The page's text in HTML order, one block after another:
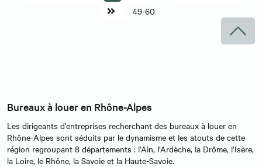
49-60
Bureaux à louer en Rhône-Alpes
Les dirigeants d’entreprises recherchant des bureaux à louer en
Rhône-Alpes sont séduits par le dynamisme et les atouts de cette
région regroupant 8 départements : l’Ain, l’Ardèche, la Drôme, l’Isère,
la Loire, le Rhône, la Savoie et la Haute-Savoie.